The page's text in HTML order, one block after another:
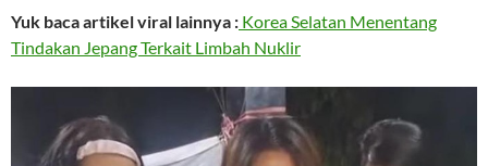
Yuk baca artikel viral lainnya : Korea Selatan Menentang
Tindakan Jepang Terkait Limbah Nuklir